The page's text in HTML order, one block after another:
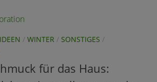
/ WINTER / SONSTIGES /
für das Haus: